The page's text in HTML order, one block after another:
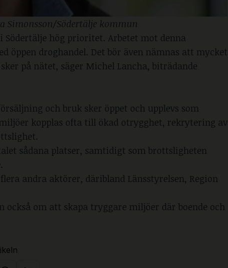
Simonsson/Södertälje kommun
hög prioritet. Arbetet mot denna
öppen droghandel. Det bör även nämnas att mycket
på nätet, säger Michel Lancha, biträdande
och bruk sker öppet och upplevs som
kopplas ofta till ökad otrygghet, rekrytering av
sådana platser, samtidigt som brottsligheten
andra aktörer, däribland Länsstyrelsen, Region
om att skapa tryggare miljöer där boende och